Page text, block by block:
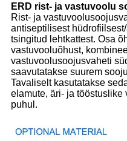
ERD rist- ja vastuvoolu
Rist- ja
antiseptilisest
tsingitud lehtkattest. Osa
vastuvooluõhust,
vastuvoolusoojusvaheti
saavutatakse suurem
Tavaliselt kasutatakse
elamute, äri- ja
puhul.